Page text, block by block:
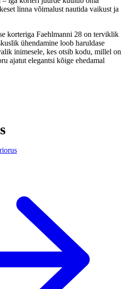
linna võimalust nautida vaikust ja
korteriga Faehlmanni 28 on terviklik
ühendamine loob haruldase
inimesele, kes otsib kodu, millel on
ajatut elegantsi kõige ehedamal